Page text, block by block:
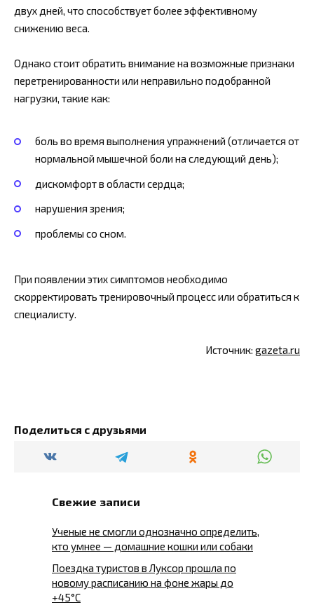
двух дней, что способствует более эффективному
снижению веса.
Однако стоит обратить внимание на возможные признаки
перетренированности или неправильно подобранной
нагрузки, такие как:
боль во время выполнения упражнений (отличается от
нормальной мышечной боли на следующий день);
дискомфорт в области сердца;
нарушения зрения;
проблемы со сном.
При появлении этих симптомов необходимо
скорректировать тренировочный процесс или обратиться к
специалисту.
Источник: gazeta.ru
Поделиться с друзьями
Свежие записи
Ученые не смогли однозначно определить,
кто умнее — домашние кошки или собаки
Поездка туристов в Луксор прошла по
новому расписанию на фоне жары до
+45°C